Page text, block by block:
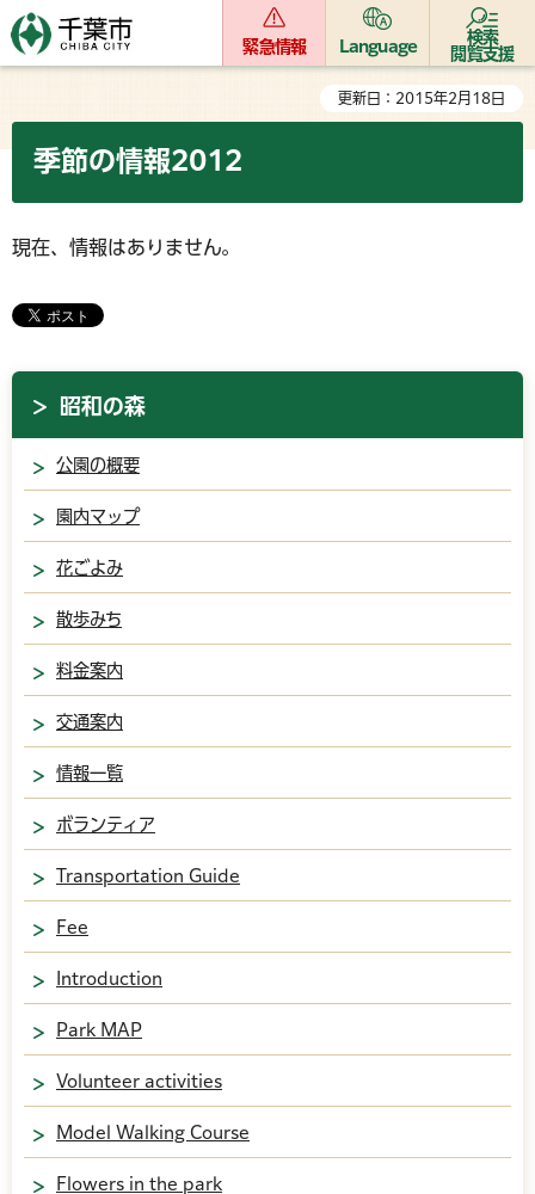
緊急情報 Language
検索
閲覧支援
更新日：2015年2月18日
季節の情報2012
現在、情報はありません。
昭和の森
公園の概要
園内マップ
花ごよみ
散歩みち
料金案内
交通案内
情報一覧
ボランティア
Transportation Guide
Fee
Introduction
Park MAP
Volunteer activities
Model Walking Course
Flowers in the park